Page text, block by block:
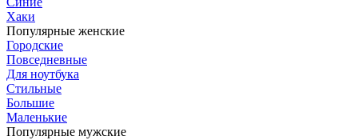
Хаки
Популярные женские
Городские
Повседневные
Для ноутбука
Стильные
Большие
Маленькие
Популярные мужские